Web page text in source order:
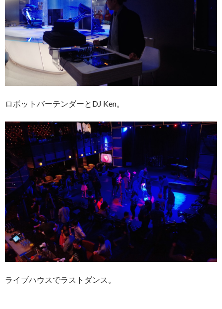
ロボットバーテンダーとDJ Ken。
ライブハウスでラストダンス。